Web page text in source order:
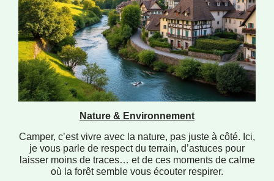
Nature & Environnement
Camper, c’est vivre avec la nature, pas juste à côté. Ici,
je vous parle de respect du terrain, d’astuces pour
laisser moins de traces… et de ces moments de calme
où la forêt semble vous écouter respirer.